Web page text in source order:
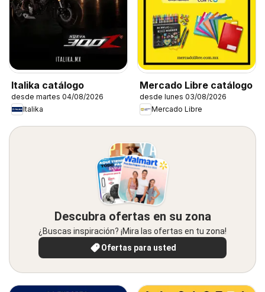
Italika catálogo
desde martes 04/08/2026
Italika
Mercado Libre catálogo
desde lunes 03/08/2026
Mercado Libre
Descubra ofertas en su zona
¿Buscas inspiración? ¡Mira las ofertas en tu zona!
Ofertas para usted